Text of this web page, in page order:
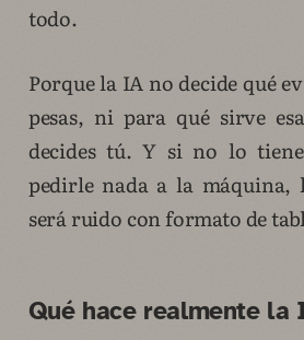
todo.
Porque la IA no decide qué
pesas, ni para qué sirve
decides tú. Y si no lo
pedirle nada a la máquina,
será ruido con formato de
Qué hace realmente la